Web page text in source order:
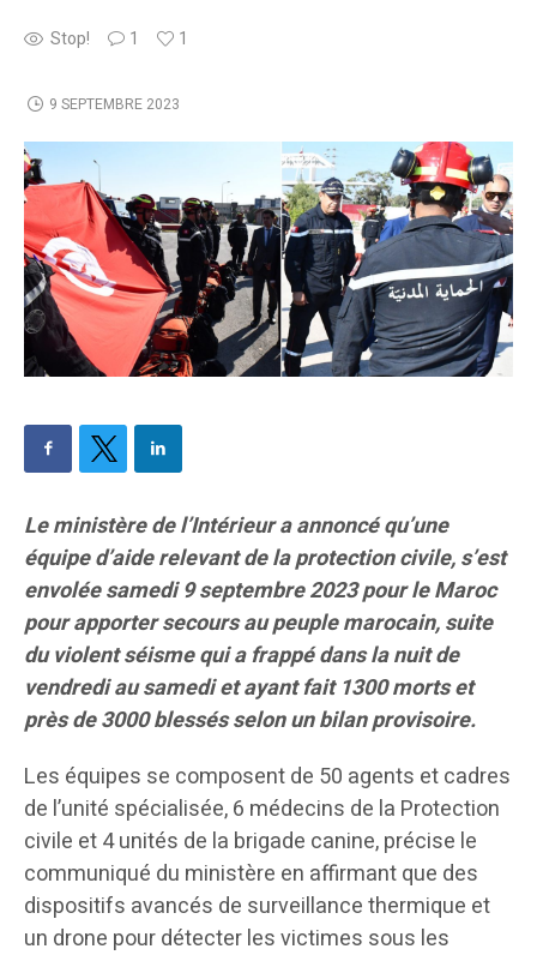
Stop! 1 1
9 SEPTEMBRE 2023
Le ministère de l’Intérieur a annoncé qu’une
équipe d’aide relevant de la protection civile, s’est
envolée samedi 9 septembre 2023 pour le Maroc
pour apporter secours au peuple marocain, suite
du violent séisme qui a frappé dans la nuit de
vendredi au samedi et ayant fait 1300 morts et
près de 3000 blessés selon un bilan provisoire.
Les équipes se composent de 50 agents et cadres
de l’unité spécialisée, 6 médecins de la Protection
civile et 4 unités de la brigade canine, précise le
communiqué du ministère en affirmant que des
dispositifs avancés de surveillance thermique et
un drone pour détecter les victimes sous les